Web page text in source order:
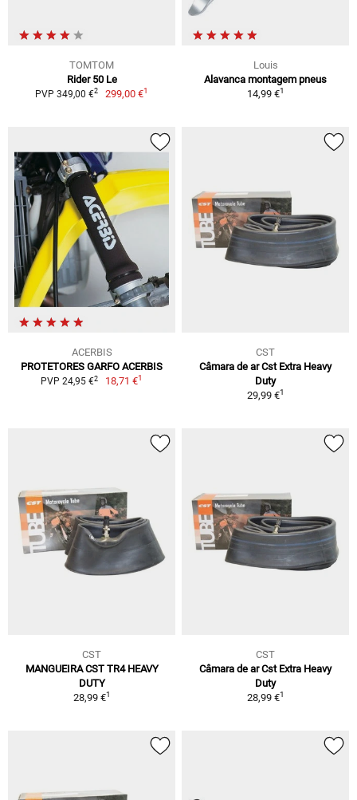
TOMTOM
Rider 50 Le
PVP 349,00 €2 299,00 €1
Louis
Alavanca montagem pneus
14,99 €1
ACERBIS
PROTETORES GARFO ACERBIS
PVP 24,95 €2 18,71 €1
CST
Câmara de ar Cst Extra Heavy
Duty
29,99 €1
CST
MANGUEIRA CST TR4 HEAVY
DUTY
28,99 €1
CST
Câmara de ar Cst Extra Heavy
Duty
28,99 €1